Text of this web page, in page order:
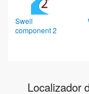
Swell
component 2
Localizador